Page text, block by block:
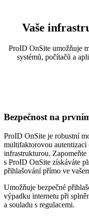
Vaše
ProID OnSite umožňuje
systémů, počítačů a
Bezpečnost na
ProID OnSite je robustní
multifaktorovou
infrastrukturou.
s ProID OnSite získáváte
přihlašování přímo ve
Umožňuje bezpečné
výpadku internetu při
a souladu s regulacemi.